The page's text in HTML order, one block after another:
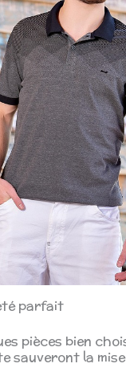
parfait
pièces bien
sauveront la